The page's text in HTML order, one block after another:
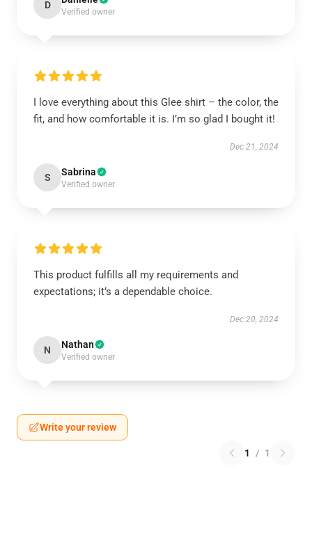
D
Verified owner
I love everything about this Glee shirt – the color, the
fit, and how comfortable it is. I’m so glad I bought it!
Dec 21, 2024
S Sabrina
Verified owner
This product fulfills all my requirements and
expectations; it’s a dependable choice.
Dec 20, 2024
N Nathan
Verified owner
Write your review
1 / 1